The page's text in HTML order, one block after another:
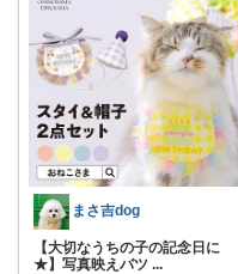
まさ吉dog
【大切なうちの子の記念日に
★】写真映えバツ ...